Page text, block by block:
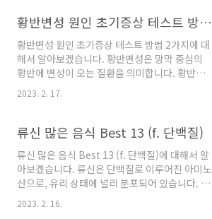
은 잊어버리기를 잘한다는 의미이고, 섬망은 급
성 기..
혈소판 감소증에 대해 자세히 알아보겠습니다.
형성되는 기능의 문제로 발생하는 경우가 있는데
요. 세균 또는 바이러스 감염, 간기능 손상, 항암
제 복용 등의 원인으로 발생할 수 있습니다. 별다
른 약을 복용하지 않았는데, 혈소판이 감소하게
치가 낮으면? 혈소판은 응고와 지혈을 담당하는
기능을 가집..
황반변성 원인 초기증상 테스트 방법 2가지
황반변성 원인 초기증상 테스트 방법 2가지에 대
해서 알아보겠습니다. 황반변성은 망막 중심의
황반에 변성이 오는 질환을 의미합니다. 황반은
민감한 부위로 사물의 중심을 보게 하고, 인식하
여 색을 구별하는 등 시력의 90%를 담당하는 중
활에 불편함을 겪게 됩니다. 황반변성 원인 증상
테스트 황반변성 영어로 Macular
Degeneration입니다. 변성이란 해부학적으로
퇴화를 뜻하는데요. 빛을 감지하는 기능의 황반
이 퇴화되기 때문에 빛을 보는 기능이 저하되는
것입니다. 황반변성 원인 황반변성의 대표적인
2023. 2. 17.
류신 많은 음식 Best 13 (f. 단백질)
류신 많은 음식 Best 13 (f. 단백질)에 대해서 알
아보겠습니다. 류신은 단백질로 이루어진 아미노
산으로, 유리 상태에 널리 분포되어 있습니다. 8
성 과정에서 신호 전달 역할을 하고 있습니다. 체
2023. 2. 16.